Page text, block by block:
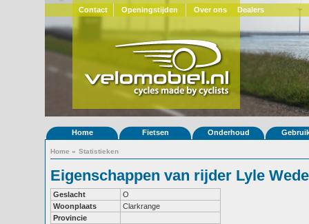
Contact Openingstijden Over ons Dealers
Home Fietsen Onderhoud
Home » Statistieken
Eigenschappen van rijder Lyle
Geslacht
O
Woonplaats
Clarkrange
Provincie